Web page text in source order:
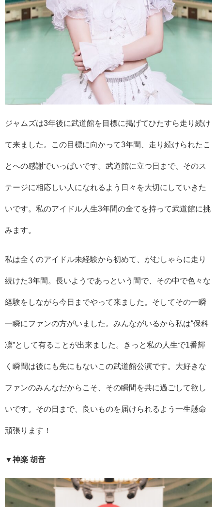
ジャムズは3年後に武道館を目標に掲げてひたすら走り続け
て来ました。この目標に向かって3年間、走り続けられたこ
とへの感謝でいっぱいです。武道館に立つ日まで、そのス
テージに相応しい人になれるよう日々を大切にしていきた
いです。私のアイドル人生3年間の全てを持って武道館に挑
みます。
私は全くのアイドル未経験から初めて、がむしゃらに走り
続けた3年間。長いようであっという間で、その中で色々な
経験をしながら今日までやって来ました。そしてその一瞬
一瞬にファンの方がいました。みんながいるから私は“保科
凜”として有ることが出来ました。きっと私の人生で1番輝
く瞬間は後にも先にもないこの武道館公演です。大好きな
ファンのみんなだからこそ、その瞬間を共に過ごして欲し
いです。その日まで、良いものを届けられるよう一生懸命
頑張ります！
▼神楽 胡音